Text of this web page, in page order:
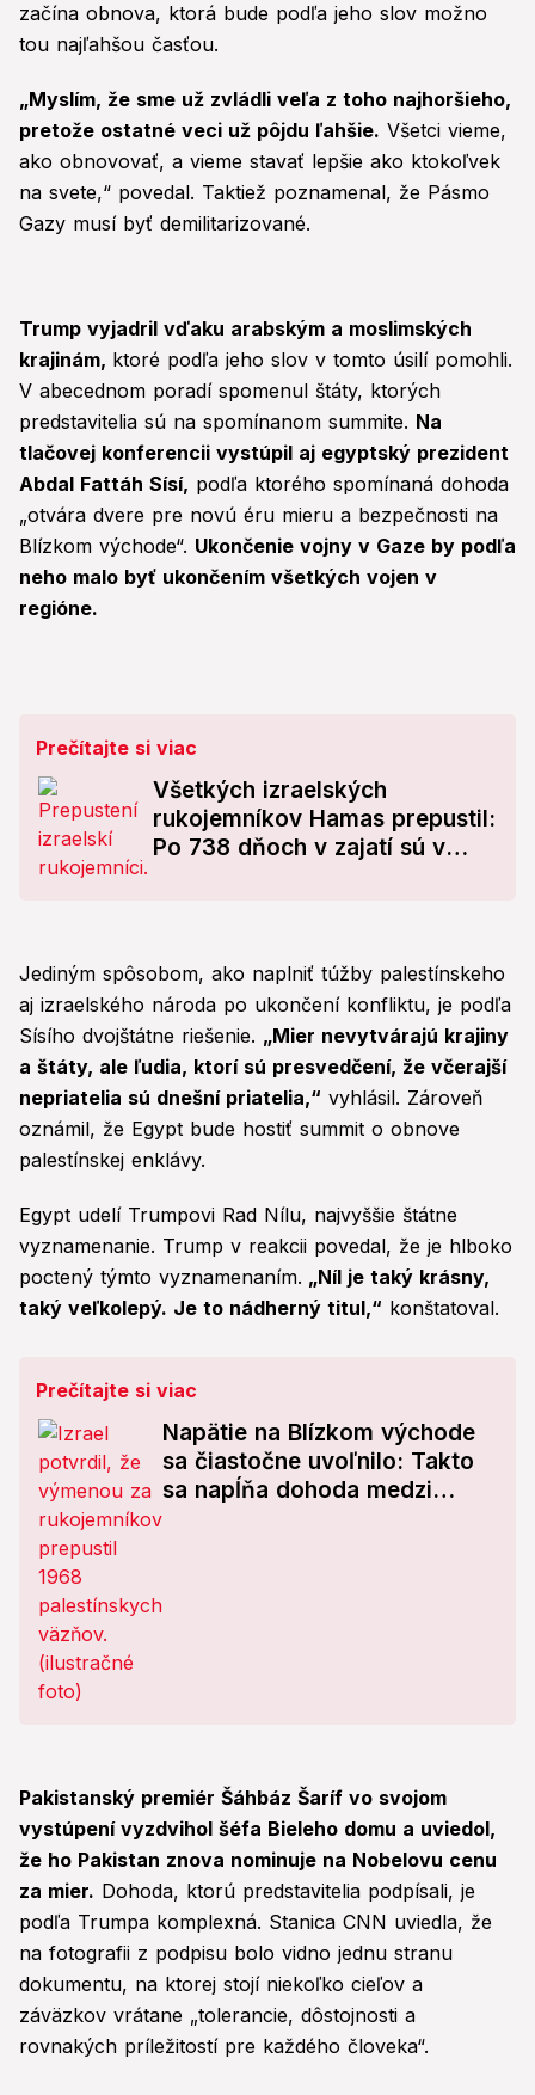
začína obnova, ktorá bude podľa jeho slov možno
tou najľahšou časťou.
„Myslím, že sme už zvládli veľa z toho najhoršieho,
pretože ostatné veci už pôjdu ľahšie. Všetci vieme,
ako obnovovať, a vieme stavať lepšie ako ktokoľvek
na svete,“ povedal. Taktiež poznamenal, že Pásmo
Gazy musí byť demilitarizované.
Trump vyjadril vďaku arabským a moslimských
krajinám, ktoré podľa jeho slov v tomto úsilí pomohli.
V abecednom poradí spomenul štáty, ktorých
predstavitelia sú na spomínanom summite. Na
tlačovej konferencii vystúpil aj egyptský prezident
Abdal Fattáh Sísí, podľa ktorého spomínaná dohoda
„otvára dvere pre novú éru mieru a bezpečnosti na
Blízkom východe“. Ukončenie vojny v Gaze by podľa
neho malo byť ukončením všetkých vojen v
regióne.
Prečítajte si viac
Všetkých izraelských
rukojemníkov Hamas prepustil:
Po 738 dňoch v zajatí sú v
Jediným spôsobom, ako naplniť túžby palestínskeho
aj izraelského národa po ukončení konfliktu, je podľa
Sísího dvojštátne riešenie. „Mier nevytvárajú krajiny
a štáty, ale ľudia, ktorí sú presvedčení, že včerajší
nepriatelia sú dnešní priatelia,“ vyhlásil. Zároveň
oznámil, že Egypt bude hostiť summit o obnove
palestínskej enklávy.
Egypt udelí Trumpovi Rad Nílu, najvyššie štátne
vyznamenanie. Trump v reakcii povedal, že je hlboko
poctený týmto vyznamenaním. „Níl je taký krásny,
taký veľkolepý. Je to nádherný titul,“ konštatoval.
Prečítajte si viac
Napätie na Blízkom východe
sa čiastočne uvoľnilo: Takto
sa napĺňa dohoda medzi
Pakistanský premiér Šáhbáz Šaríf vo svojom
vystúpení vyzdvihol šéfa Bieleho domu a uviedol,
že ho Pakistan znova nominuje na Nobelovu cenu
za mier. Dohoda, ktorú predstavitelia podpísali, je
podľa Trumpa komplexná. Stanica CNN uviedla, že
na fotografii z podpisu bolo vidno jednu stranu
dokumentu, na ktorej stojí niekoľko cieľov a
záväzkov vrátane „tolerancie, dôstojnosti a
rovnakých príležitostí pre každého človeka“.